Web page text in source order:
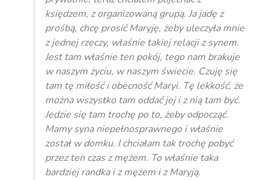
księdzem, z organizowaną grupą. Ja jadę z
prośbą, chcę prosić Maryję, żeby uleczyła mnie
z jednej rzeczy, właśnie takiej relacji z synem.
Jest tam właśnie ten pokój, tego nam brakuje
w naszym życiu, w naszym świecie. Czuję się
tam tę miłość i obecność Maryi. Tę lekkość, że
można wszystko tam oddać jej i z nią tam być.
Jedzie się tam trochę po to, żeby odpocząć.
Mamy syna niepełnosprawnego i właśnie
został w domku. I chciałam tak trochę pobyć
przez ten czas z mężem. To właśnie taka
bardziej randka i z mężem i z Maryją.